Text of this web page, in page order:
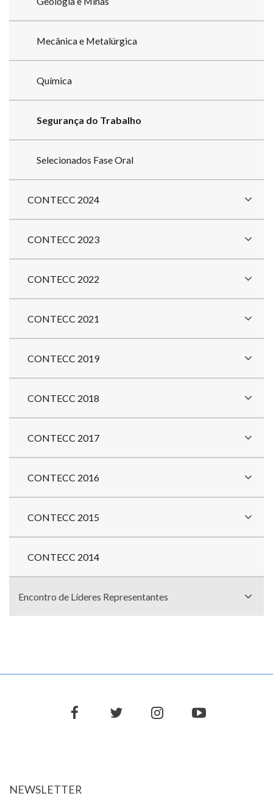
Mecânica e Metalúrgica
Química
Segurança do Trabalho
Selecionados Fase Oral
CONTECC 2024
CONTECC 2023
CONTECC 2022
CONTECC 2021
CONTECC 2019
CONTECC 2018
CONTECC 2017
CONTECC 2016
CONTECC 2015
CONTECC 2014
Encontro de Líderes Representantes
facebooktwitter instagramyoutube
NEWSLETTER